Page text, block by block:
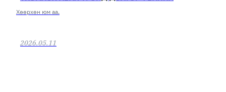
Хөөрхөн юм аа.
2026.05.11